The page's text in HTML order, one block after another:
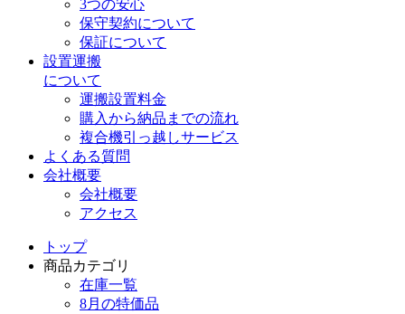
3つの安心
保守契約について
保証について
設置運搬
について
運搬設置料金
購入から納品までの流れ
複合機引っ越しサービス
よくある質問
会社概要
会社概要
アクセス
トップ
商品カテゴリ
在庫一覧
8月の特価品